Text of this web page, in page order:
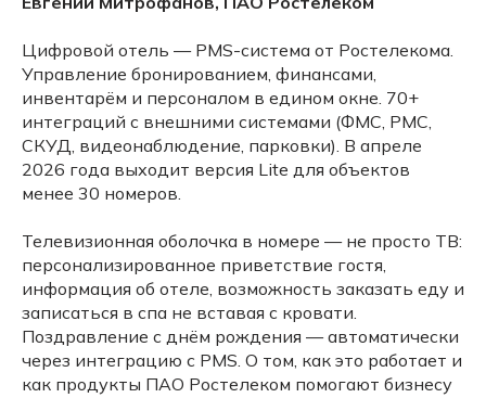
Цифровой отель — PMS-система от Ростелекома.
Управление бронированием, финансами,
инвентарём и персоналом в едином окне. 70+
интеграций с внешними системами (ФМС, РМС,
СКУД, видеонаблюдение, парковки). В апреле
2026 года выходит версия Lite для объектов
менее 30 номеров.
Телевизионная оболочка в номере — не просто ТВ:
персонализированное приветствие гостя,
информация об отеле, возможность заказать еду и
записаться в спа не вставая с кровати.
Поздравление с днём рождения — автоматически
через интеграцию с PMS. О том, как это работает и
как продукты ПАО Ростелеком помогают бизнесу